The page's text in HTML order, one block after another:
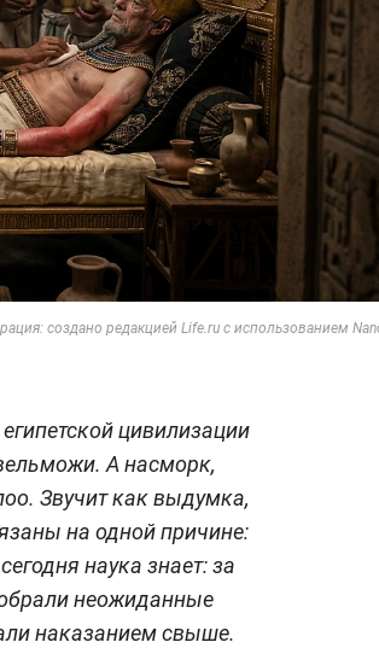
создано редакцией Life.ru с использованием
цивилизации
А насморк,
Звучит как выдумка,
на одной причине:
наука знает: за
неожиданные
наказанием свыше.